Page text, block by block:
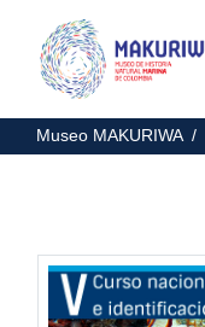
Museo MAKURIWA /